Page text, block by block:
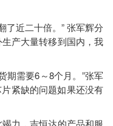
了近二十倍。” 张军辉分
产大量转移到国内，我
期需要6～8个月。”张军
紧缺的问题如果还没有
力，吉恒达的产品和服